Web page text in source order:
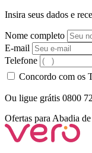
Insira seus dados e
Nome completo
E-mail
Telefone
Concordo com os
Ou ligue grátis 0800
Ofertas para Abadia